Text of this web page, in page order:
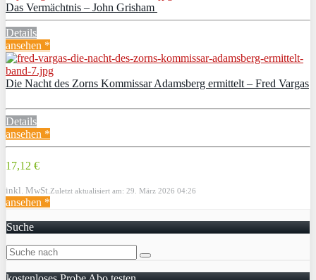
Das Vermächtnis – John Grisham
Details
ansehen *
Die Nacht des Zorns Kommissar Adamsberg ermittelt – Fred Vargas
Details
ansehen *
17,12 €
inkl. MwSt. Zuletzt aktualisiert am: 29. März 2026 04:26
ansehen *
Suche